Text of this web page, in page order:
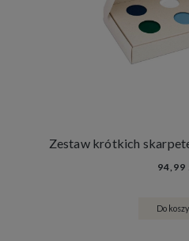
Zestaw krótkich
94,99
Do